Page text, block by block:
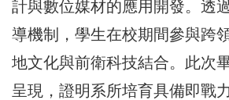
計與數位媒材的應用開發。透
導機制，學生在校期間參與跨
地文化與前衛科技結合。此次
呈現，證明系所培育具備即戰